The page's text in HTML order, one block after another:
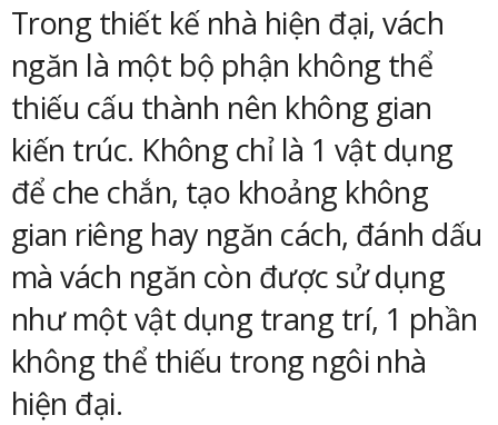
Trong thiết kế nhà hiện đại, vách
ngăn là một bộ phận không thể
thiếu cấu thành nên không gian
kiến trúc. Không chỉ là 1 vật dụng
để che chắn, tạo khoảng không
gian riêng hay ngăn cách, đánh dấu
mà vách ngăn còn được sử dụng
như một vật dụng trang trí, 1 phần
không thể thiếu trong ngôi nhà
hiện đại.